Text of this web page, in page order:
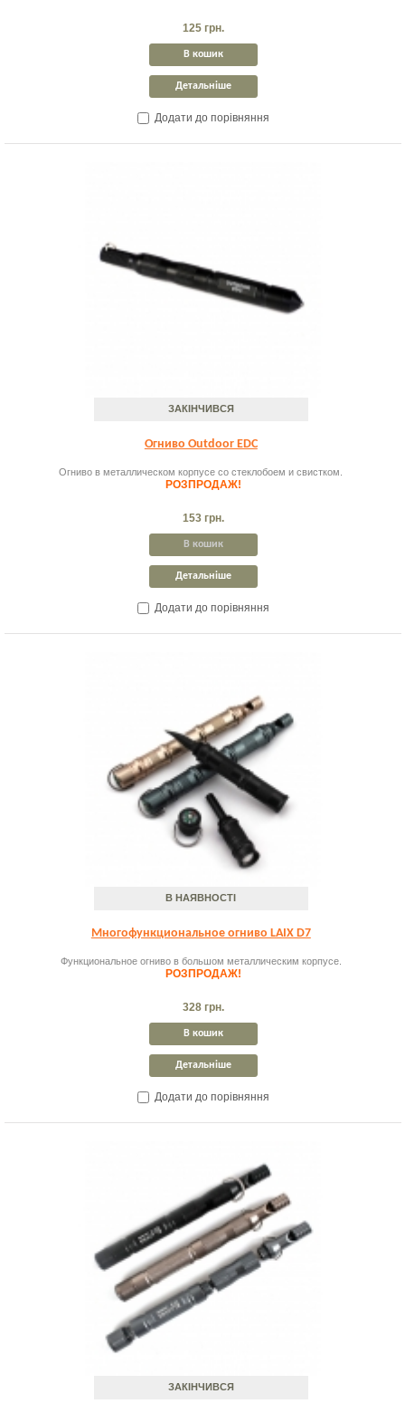
125 грн.
В кошик
Детальніше
Додати до порівняння
ЗАКІНЧИВСЯ
Огниво Outdoor EDC
Огниво в металлическом корпусе со стеклобоем и свистком.
РОЗПРОДАЖ!
153 грн.
В кошик
Детальніше
Додати до порівняння
В НАЯВНОСТІ
Многофункциональное огниво LAIX D7
Функциональное огниво в большом металлическим корпусе.
РОЗПРОДАЖ!
328 грн.
В кошик
Детальніше
Додати до порівняння
ЗАКІНЧИВСЯ